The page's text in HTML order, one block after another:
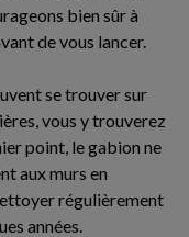
bien sûr à
de vous lancer.
se trouver sur
vous y trouverez
point, le gabion ne
aux murs en
régulièrement
années.